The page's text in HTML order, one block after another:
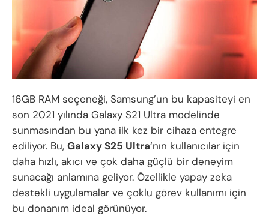
16GB RAM seçeneği, Samsung’un bu kapasiteyi en
son 2021 yılında Galaxy S21 Ultra modelinde
sunmasından bu yana ilk kez bir cihaza entegre
ediliyor. Bu, Galaxy S25 Ultra‘nın kullanıcılar için
daha hızlı, akıcı ve çok daha güçlü bir deneyim
sunacağı anlamına geliyor. Özellikle yapay zeka
destekli uygulamalar ve çoklu görev kullanımı için
bu donanım ideal görünüyor.